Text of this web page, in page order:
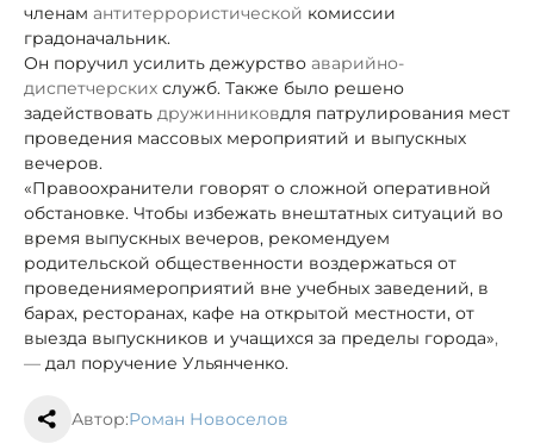
членам антитеррористической комиссии
градоначальник.
Он поручил усилить дежурство аварийно-
диспетчерских служб. Также было решено
задействовать дружинниковдля патрулирования мест
проведения массовых мероприятий и выпускных
вечеров.
«Правоохранители говорят о сложной оперативной
обстановке. Чтобы избежать внештатных ситуаций во
время выпускных вечеров, рекомендуем
родительской общественности воздержаться от
проведениямероприятий вне учебных заведений, в
барах, ресторанах, кафе на открытой местности, от
выезда выпускников и учащихся за пределы города»,
— дал поручение Ульянченко.
Автор:Роман Новоселов